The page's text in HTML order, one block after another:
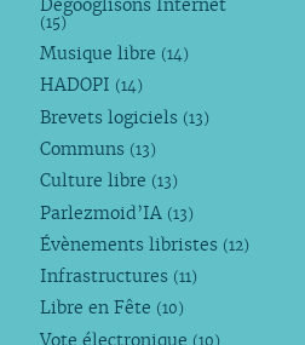
Dégooglisons Internet
(15)
Musique libre (14)
HADOPI (14)
Brevets logiciels (13)
Communs (13)
Culture libre (13)
Parlezmoid’IA (13)
Évènements libristes (12)
Infrastructures (11)
Libre en Fête (10)
Vote électronique (10)